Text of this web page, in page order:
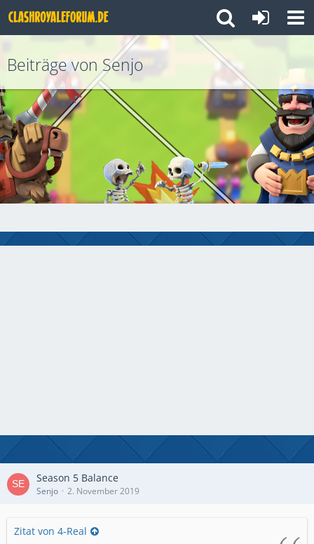
Beiträge von Senjo
Season 5 Balance
Senjo 2. November 2019
Zitat von 4-Real